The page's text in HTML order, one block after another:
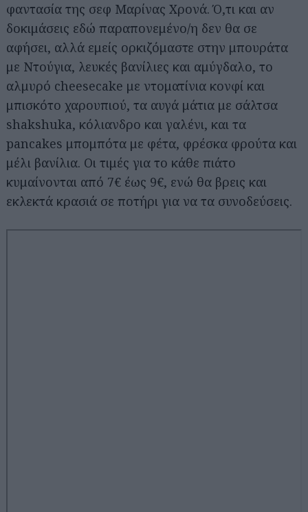
φαντασία της σεφ Μαρίνας Χρονά. Ό,τι και αν
δοκιμάσεις εδώ παραπονεμένο/η δεν θα σε
αφήσει, αλλά εμείς ορκιζόμαστε στην μπουράτα
με Ντούγια, λευκές βανίλιες και αμύγδαλο, το
αλμυρό cheesecake με ντοματίνια κονφί και
μπισκότο χαρουπιού, τα αυγά μάτια με σάλτσα
shakshuka, κόλιανδρο και γαλένι, και τα
pancakes μπομπότα με φέτα, φρέσκα φρούτα και
μέλι βανίλια. Οι τιμές για το κάθε πιάτο
κυμαίνονται από 7€ έως 9€, ενώ θα βρεις και
εκλεκτά κρασιά σε ποτήρι για να τα συνοδεύσεις.